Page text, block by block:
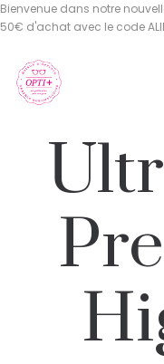
Bienvenue dans notre
50€ d'achat avec le code